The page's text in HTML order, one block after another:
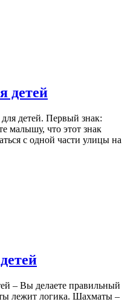
детей
детей. Первый знак:
малышу, что этот знак
с одной части улицы на
– Вы делаете правильный
лежит логика. Шахматы –